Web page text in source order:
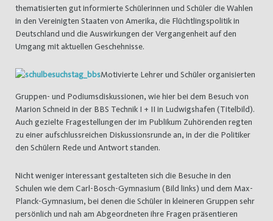
thematisierten gut informierte Schülerinnen und Schüler die Wahlen
in den Vereinigten Staaten von Amerika, die Flüchtlingspolitik in
Deutschland und die Auswirkungen der Vergangenheit auf den
Umgang mit aktuellen Geschehnisse.
Motivierte Lehrer und Schüler organisierten
Gruppen- und Podiumsdiskussionen, wie hier bei dem Besuch von
Marion Schneid in der BBS Technik I + II in Ludwigshafen (Titelbild).
Auch gezielte Fragestellungen der im Publikum Zuhörenden regten
zu einer aufschlussreichen Diskussionsrunde an, in der die Politiker
den Schülern Rede und Antwort standen.
Nicht weniger interessant gestalteten sich die Besuche in den
Schulen wie dem Carl-Bosch-Gymnasium (Bild links) und dem Max-
Planck-Gymnasium, bei denen die Schüler in kleineren Gruppen sehr
persönlich und nah am Abgeordneten ihre Fragen präsentieren